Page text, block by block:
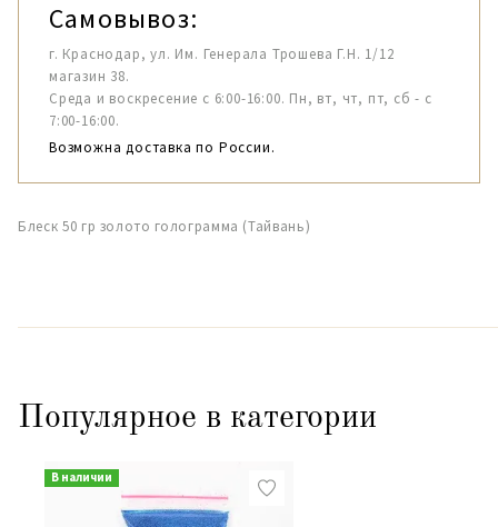
Самовывоз:
г. Краснодар, ул. Им. Генерала Трошева Г.Н. 1/12
магазин 38.
Среда и воскресение с 6:00-16:00. Пн, вт, чт, пт, сб - с
7:00-16:00.
Возможна доставка по России.
Блеск 50 гр золото голограмма (Тайвань)
Популярное в категории
В наличии